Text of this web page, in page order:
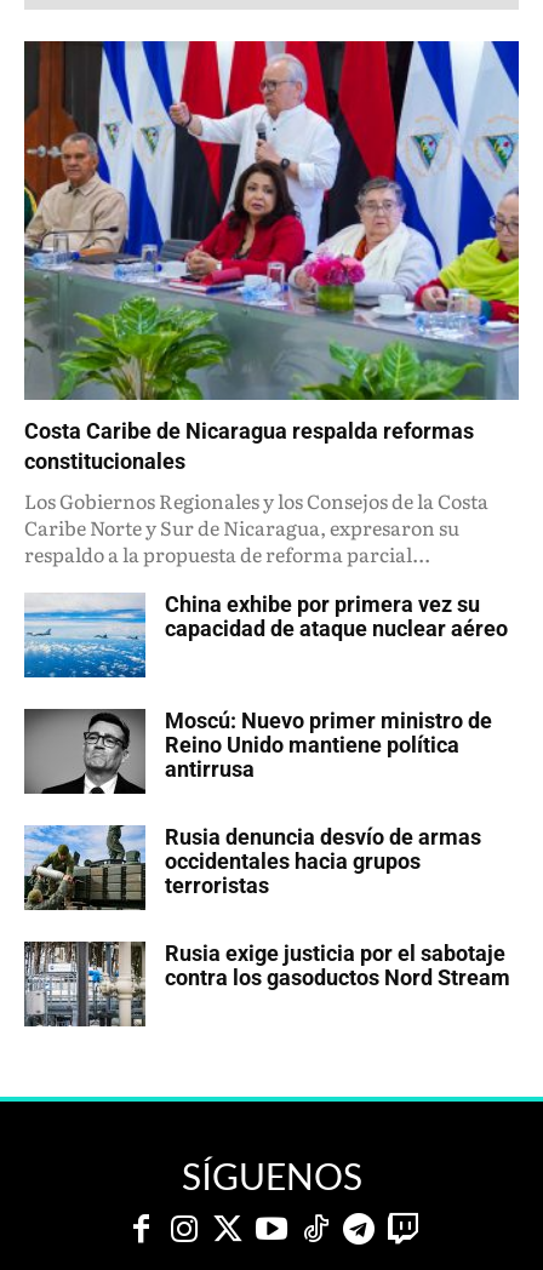
Costa Caribe de Nicaragua respalda reformas
constitucionales
Los Gobiernos Regionales y los Consejos de la Costa
Caribe Norte y Sur de Nicaragua, expresaron su
respaldo a la propuesta de reforma parcial...
China exhibe por primera vez su
capacidad de ataque nuclear aéreo
Moscú: Nuevo primer ministro de
Reino Unido mantiene política
antirrusa
Rusia denuncia desvío de armas
occidentales hacia grupos
terroristas
Rusia exige justicia por el sabotaje
contra los gasoductos Nord Stream
SÍGUENOS